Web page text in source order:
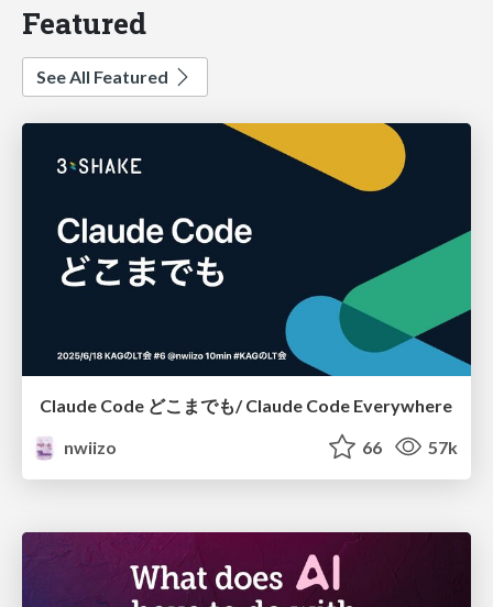
Featured
See All Featured
Claude Code どこまでも/ Claude Code Everywhere
nwiizo
66 57k